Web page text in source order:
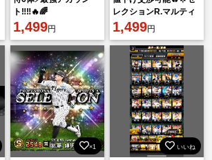
ト‼️‼️🔥🌈
1,499円
レクションR.マルティ
ネス所持‼️🌈🏆⚡️
1,499円
×1 いいね